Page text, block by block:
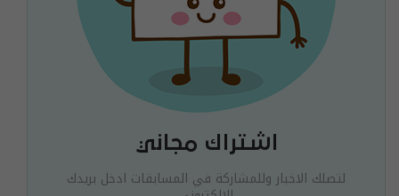
اشتراك مجاني
لتصلك الاخبار وللمشاركة في المسابقات ادخل بريدك